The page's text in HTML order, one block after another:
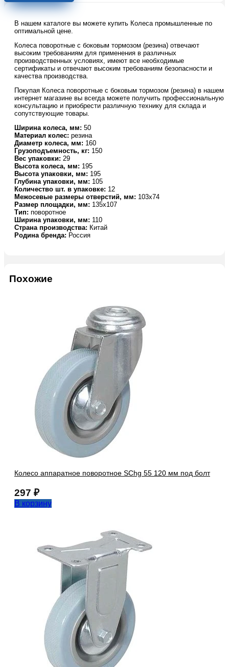
резина
SRCLb
63
160
мм
с
тормозом
(F)
В нашем каталоге вы можете купить Колеса промышленные по
оптимальной цене.
Колеса поворотные c боковым тормозом (резина) отвечают
высоким требованиям для применения в различных
производственных условиях, имеют все необходимые
сертификаты и отвечают высоким требованиям безопасности и
качества производства.
Покупая Колеса поворотные c боковым тормозом (резина) в нашем
интернет магазине вы всегда можете получить профессиональную
консультацию и приобрести различную технику для склада и
сопутствующие товары.
Ширина колеса, мм: 50
Материал колес: резина
Диаметр колеса, мм: 160
Грузоподъемность, кг: 150
Вес упаковки: 29
Высота колеса, мм: 195
Высота упаковки, мм: 195
Глубина упаковки, мм: 105
Количество шт. в упаковке: 12
Межосевые размеры отверстий, мм: 103х74
Размер площадки, мм: 135х107
Тип: поворотное
Ширина упаковки, мм: 110
Страна производства: Китай
Родина бренда: Россия
Похожие
Колесо аппаратное поворотное SChg 55 120 мм под болт
297 ₽
В корзину